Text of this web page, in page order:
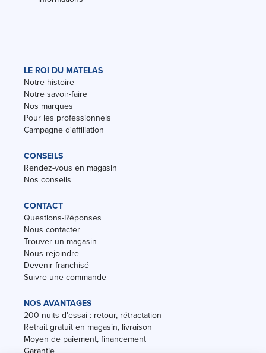
LE ROI DU MATELAS
Notre histoire
Notre savoir-faire
Nos marques
Pour les professionnels
Campagne d'affiliation
CONSEILS
Rendez-vous en magasin
Nos conseils
CONTACT
Questions-Réponses
Nous contacter
Trouver un magasin
Nous rejoindre
Devenir franchisé
Suivre une commande
NOS AVANTAGES
200 nuits d'essai : retour, rétractation
Retrait gratuit en magasin, livraison
Moyen de paiement, financement